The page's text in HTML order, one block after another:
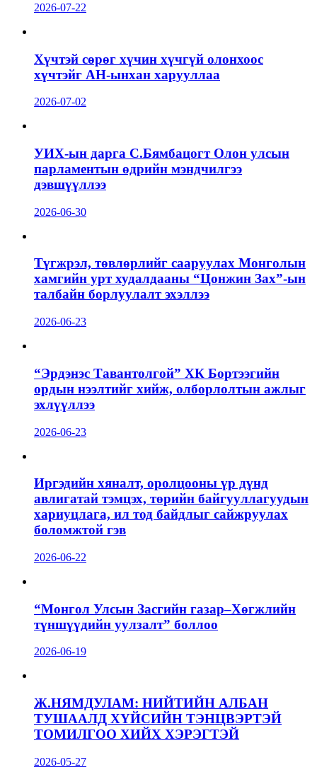
2026-07-22
Хүчтэй сөрөг хүчин хүчгүй олонхоос
хүчтэйг АН-ынхан харууллаа
2026-07-02
УИХ-ын дарга С.Бямбацогт Олон улсын
парламентын өдрийн мэндчилгээ
дэвшүүллээ
2026-06-30
Түгжрэл, төвлөрлийг сааруулах Монголын
хамгийн урт худалдааны “Цонжин Зах”-ын
талбайн борлуулалт эхэллээ
2026-06-23
“Эрдэнэс Тавантолгой” ХК Бортээгийн
ордын нээлтийг хийж, олборлолтын ажлыг
эхлүүллээ
2026-06-23
Иргэдийн хяналт, оролцооны үр дүнд
авлигатай тэмцэх, төрийн байгууллагуудын
хариуцлага, ил тод байдлыг сайжруулах
боломжтой гэв
2026-06-22
“Монгол Улсын Засгийн газар–Хөгжлийн
түншүүдийн уулзалт” боллоо
2026-06-19
Ж.НЯМДУЛАМ: НИЙТИЙН АЛБАН
ТУШААЛД ХҮЙСИЙН ТЭНЦВЭРТЭЙ
ТОМИЛГОО ХИЙХ ХЭРЭГТЭЙ
2026-05-27